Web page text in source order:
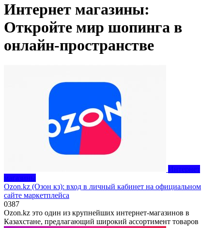
Интернет магазины:
Откройте мир шопинга в
онлайн-пространстве
Интернет
магазины
Ozon.kz (Озон кз): вход в личный кабинет на официальном
сайте маркетплейса
0387
Ozon.kz это один из крупнейших интернет-магазинов в
Казахстане, предлагающий широкий ассортимент товаров